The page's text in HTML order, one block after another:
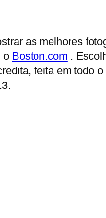
as melhores
o Boston.com .
feita em todo